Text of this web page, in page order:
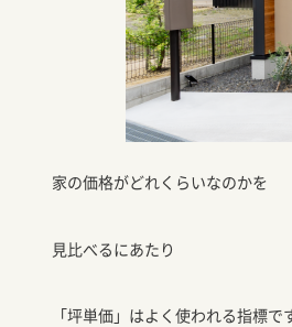
家の価格がどれくらいなのかを
見比べるにあたり
「坪単価」はよく使われる指標で